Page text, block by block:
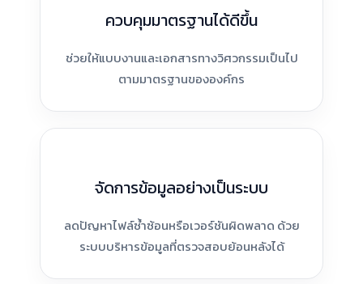
ควบคุมมาตรฐานได้ดีขึ้น
ช่วยให้แบบงานและเอกสารทางวิศวกรรมเป็นไป
ตามมาตรฐานขององค์กร
จัดการข้อมูลอย่างเป็นระบบ
ลดปัญหาไฟล์ซ้ำซ้อนหรือเวอร์ชันผิดพลาด ด้วย
ระบบบริหารข้อมูลที่ตรวจสอบย้อนหลังได้